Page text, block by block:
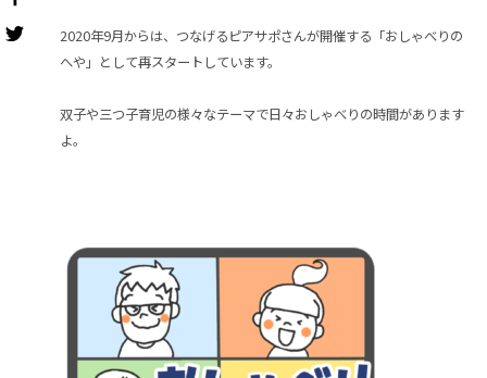
2020年9月からは、つなげるピアサポさんが開催する「おしゃべりの
へや」として再スタートしています。
双子や三つ子育児の様々なテーマで日々おしゃべりの時間があります
よ。